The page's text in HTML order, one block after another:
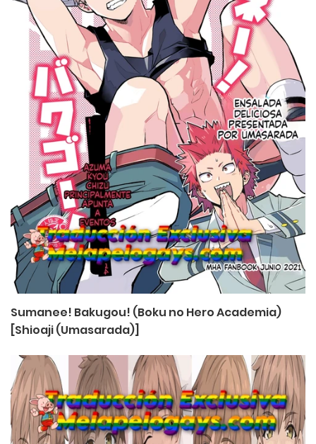
Sumanee! Bakugou! (Boku no Hero Academia)
[Shioaji (Umasarada)]